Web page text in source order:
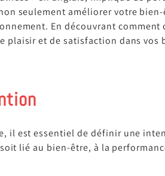
seulement améliorer votre
En découvrant
plaisir et de satisfaction dans vos
il est essentiel de définir une
lié au bien-être, à la